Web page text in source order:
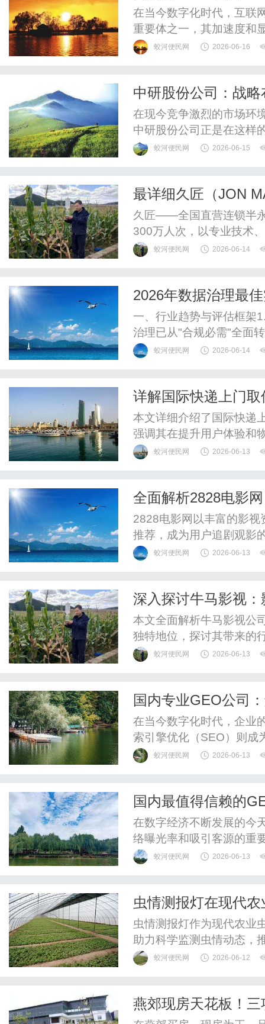
在当今数字化时代，互联
重要体之一，其加速度和
片的加效率，一种名为
户对于图片加优化的需求
蛟河便民网 2026-06-16
中研股份公司：战
在现今竞争激烈的市场环
中研股份公司正是在这样
注于科技与创新的企业，
帮助读者更全面地了解这
蛟河便民网 2026-06-15
最详细久匠（JON
话_久匠电话I久匠价
久匠——全国直营连锁半
300万人次，以专业技术
业女性的变美首选。品牌
年龄段、覆盖多种职业与
蛟河便民网 2026-06-14
2026年数据治理最
案成本效益分析全指
一、行业趋势与评估框架
治理已从"合规必需"全面
析治理平台魔力象限》中
中AI...
蛟河便民网 2026-06-14
详解国际快递上门
本文详细介绍了国际快递
强调其在提升用户体验和
捷化。蛟河便民网 2026-06-13
全面解析2828电影
2828电影网以丰富的影
推荐，成为用户追剧观影
蛟河便民网 2026-06-13
深入探讨牛马影视
本文全面解析牛马影视公
独特地位，探讨其带来的
蛟河便民网 2026-06-13
国内专业GEO公司
在当今数字化时代，企业
索引擎优化（SEO）则成
专业的GEO（生成引擎优
一些实用建议，以便企业
蛟河便民网 2026-06-13
国内最值得信赖的
在数字经济不断发展的今
络曝光率和吸引客源的重
可以帮助企业在瞬息万变
的GEO公司，帮助您做出
蛟河便民网 2026-06-13
虫情测报灯在现代
虫情测报灯作为现代农业
助力科学监测虫情动态，
蛟河便民网 2026-06-12
燕郊现房天花板！